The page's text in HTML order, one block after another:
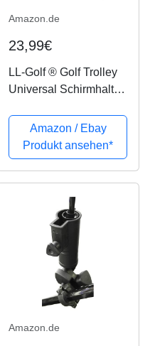
Amazon.de
23,99€
LL-Golf ® Golf Trolley
Universal Schirmhalter
Distanzelementen zum
Befestigen
(2,5/3,0/3,5cm) / mit 2
verstellbaren
ella Holder
Amazon / Ebay
Produkt ansehen*
Amazon.de